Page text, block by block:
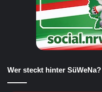
Wer steckt hinter SüWeNa?